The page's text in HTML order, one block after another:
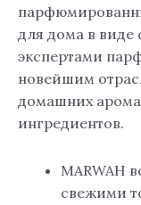
для дома в виде
экспертами
новейшим
домашних
ингредиентов.
MARWAH
свежими